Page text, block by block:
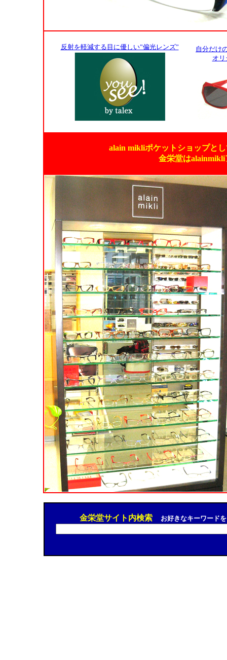
反射を軽減する目に優しい”偏光レンズ”
自分だけ
オ
alain mikliポケットショップと
金栄堂は
金栄堂サイト内検索 お好きなキーワード